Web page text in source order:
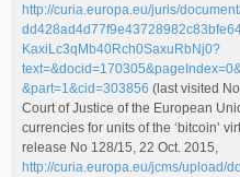
http://curia.europa.eu/juris/
KaxiLc3qMb40Rch0SaxuRbNj0?
&part=1&cid=303856 (last visited
Court of Justice of the European
currencies for units of the ‘bitcoin’
release No 128/15, 22 Oct. 2015,
http://curia.europa.eu/jcms/upload/